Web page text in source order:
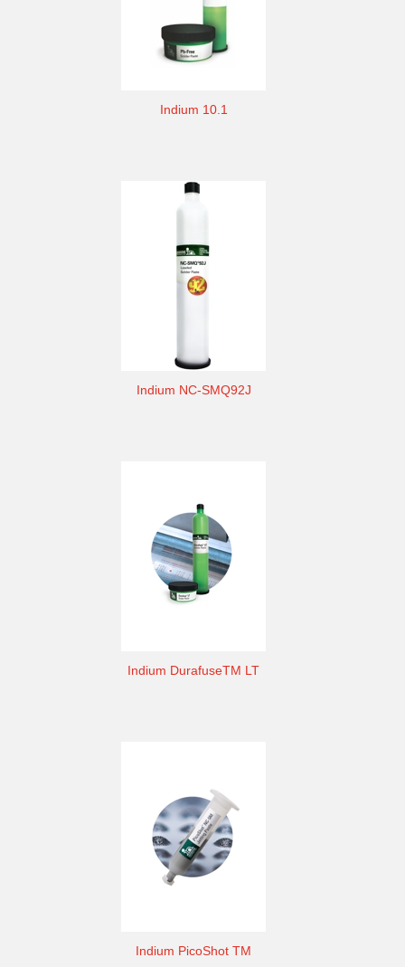
Indium 10.1
Indium NC-SMQ92J
Indium DurafuseTM LT
Indium PicoShot TM